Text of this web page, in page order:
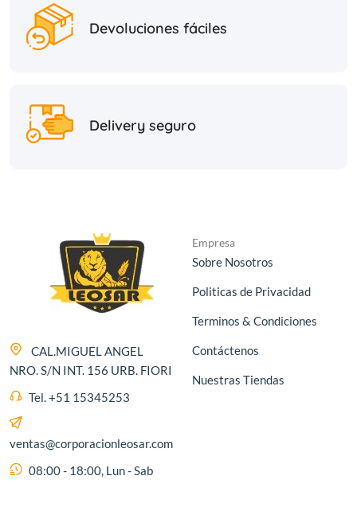
Devoluciones fáciles
Delivery seguro
CAL.MIGUEL ANGEL
NRO. S/N INT. 156 URB. FIORI
Tel. +51 15345253
ventas@corporacionleosar.com
08:00 - 18:00, Lun - Sab
Empresa
Sobre Nosotros
Politicas de Privacidad
Terminos & Condiciones
Contáctenos
Nuestras Tiendas